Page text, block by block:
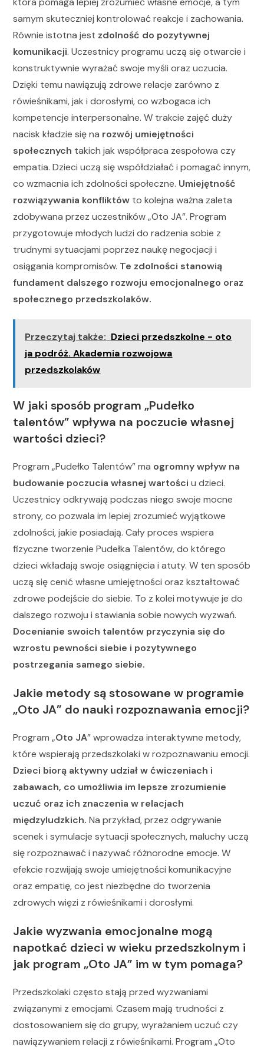
samym skuteczniej kontrolować reakcje i zachowania.
Równie istotna jest zdolność do pozytywnej
komunikacji. Uczestnicy programu uczą się otwarcie i
konstruktywnie wyrażać swoje myśli oraz uczucia.
Dzięki temu nawiązują zdrowe relacje zarówno z
rówieśnikami, jak i dorosłymi, co wzbogaca ich
kompetencje interpersonalne. W trakcie zajęć duży
nacisk kładzie się na rozwój umiejętności
społecznych takich jak współpraca zespołowa czy
empatia. Dzieci uczą się współdziałać i pomagać innym,
co wzmacnia ich zdolności społeczne. Umiejętność
rozwiązywania konfliktów to kolejna ważna zaleta
zdobywana przez uczestników „Oto JA”. Program
przygotowuje młodych ludzi do radzenia sobie z
trudnymi sytuacjami poprzez naukę negocjacji i
osiągania kompromisów. Te zdolności stanowią
fundament dalszego rozwoju emocjonalnego oraz
społecznego przedszkolaków.
Przeczytaj także: Dzieci przedszkolne - oto
ja podróż. Akademia rozwojowa
przedszkolaków
W jaki sposób program „Pudełko
talentów” wpływa na poczucie własnej
wartości dzieci?
Program „Pudełko Talentów” ma ogromny wpływ na
budowanie poczucia własnej wartości u dzieci.
Uczestnicy odkrywają podczas niego swoje mocne
strony, co pozwala im lepiej zrozumieć wyjątkowe
zdolności, jakie posiadają. Cały proces wspiera
fizyczne tworzenie Pudełka Talentów, do którego
dzieci wkładają swoje osiągnięcia i atuty. W ten sposób
uczą się cenić własne umiejętności oraz kształtować
zdrowe podejście do siebie. To z kolei motywuje je do
dalszego rozwoju i stawiania sobie nowych wyzwań.
Docenianie swoich talentów przyczynia się do
wzrostu pewności siebie i pozytywnego
postrzegania samego siebie.
Jakie metody są stosowane w programie
„Oto JA” do nauki rozpoznawania emocji?
Program „Oto JA” wprowadza interaktywne metody,
które wspierają przedszkolaki w rozpoznawaniu emocji.
Dzieci biorą aktywny udział w ćwiczeniach i
zabawach, co umożliwia im lepsze zrozumienie
uczuć oraz ich znaczenia w relacjach
międzyludzkich. Na przykład, przez odgrywanie
scenek i symulacje sytuacji społecznych, maluchy uczą
się rozpoznawać i nazywać różnorodne emocje. W
efekcie rozwijają swoje umiejętności komunikacyjne
oraz empatię, co jest niezbędne do tworzenia
zdrowych więzi z rówieśnikami i dorosłymi.
Jakie wyzwania emocjonalne mogą
napotkać dzieci w wieku przedszkolnym i
jak program „Oto JA” im w tym pomaga?
Przedszkolaki często stają przed wyzwaniami
związanymi z emocjami. Czasem mają trudności z
dostosowaniem się do grupy, wyrażaniem uczuć czy
nawiązywaniem relacji z rówieśnikami. Program „Oto